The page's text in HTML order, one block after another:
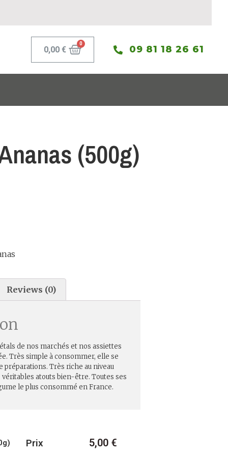
0,00€ 09 81 18 26 61
(500g)
Reviews (0)
de nos marchés et nos assiettes
Très simple à consommer, elle se
préparations. Très riche au niveau
atouts bien-être. Toutes ses
le plus consommé en France.
Prix 5,00 €